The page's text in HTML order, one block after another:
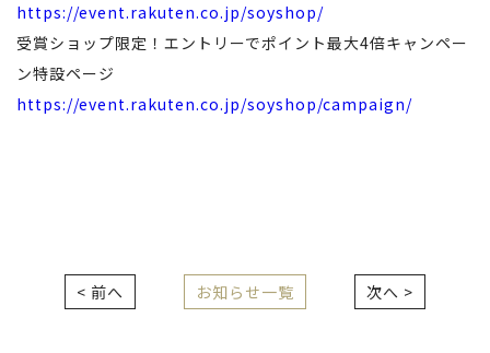
https://event.rakuten.co.jp/soyshop/
受賞ショップ限定！エントリーでポイント最大4倍キャンペー
ン特設ページ
https://event.rakuten.co.jp/soyshop/campaign/
< 前へ お知らせ一覧 次へ >